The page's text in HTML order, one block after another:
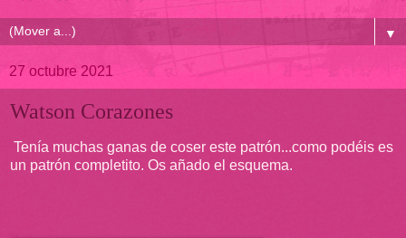
▼
27 octubre 2021
Watson Corazones
Tenía muchas ganas de coser este patrón...como podéis es
un patrón completito. Os añado el esquema.